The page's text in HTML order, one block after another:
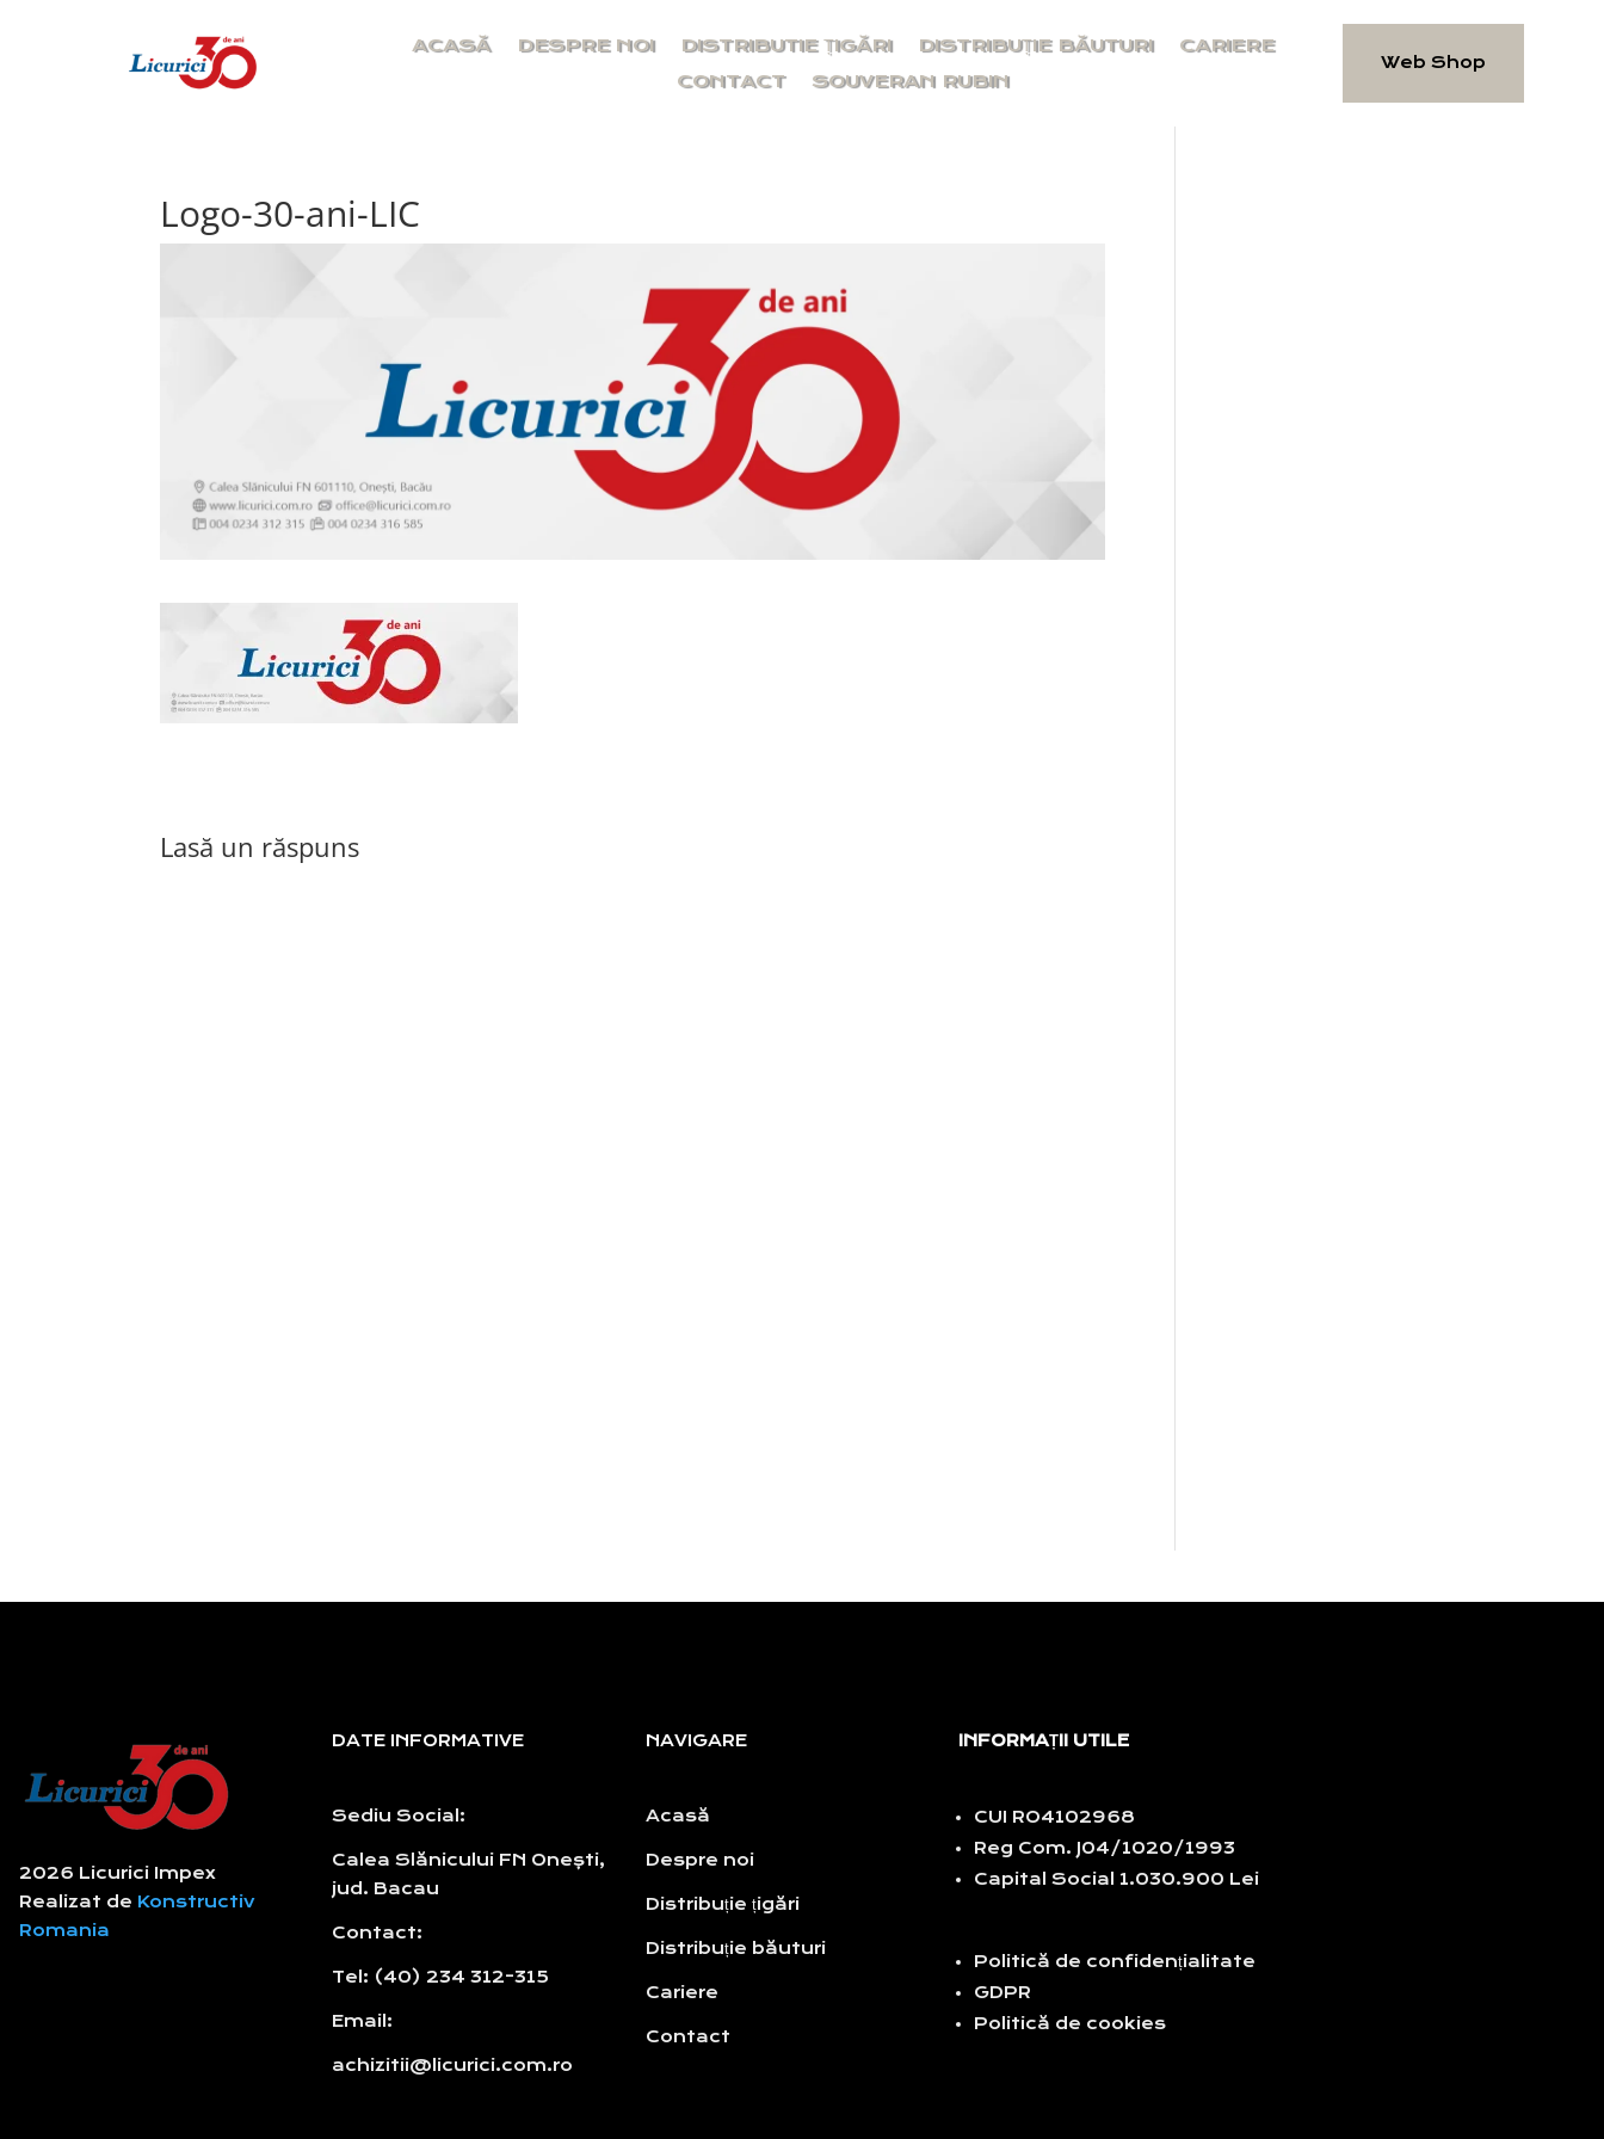
ACASĂ DESPRE NOI DISTRIBUTIE ȚIGĂRI DISTRIBUȚIE BĂUTURI
CARIERE
CONTACT
SOUVERAN RUBIN
Web Shop
Logo-30-ani-LIC
Lasă un răspuns
2026 Licurici Impex
Realizat de Konstructiv
Romania
DATE INFORMATIVE
Sediu Social:
Calea Slănicului FN Onești,
jud. Bacau
Contact:
Tel: (40) 234 312-315
Email:
achizitii@licurici.com.ro
NAVIGARE
Acasă
Despre noi
Distribuție țigări
Distribuție băuturi
Cariere
Contact
INFORMAȚII UTILE
CUI RO4102968
Reg Com. J04/1020/1993
Capital Social 1.030.900 Lei
Politică de confidențialitate
GDPR
Politică de cookies